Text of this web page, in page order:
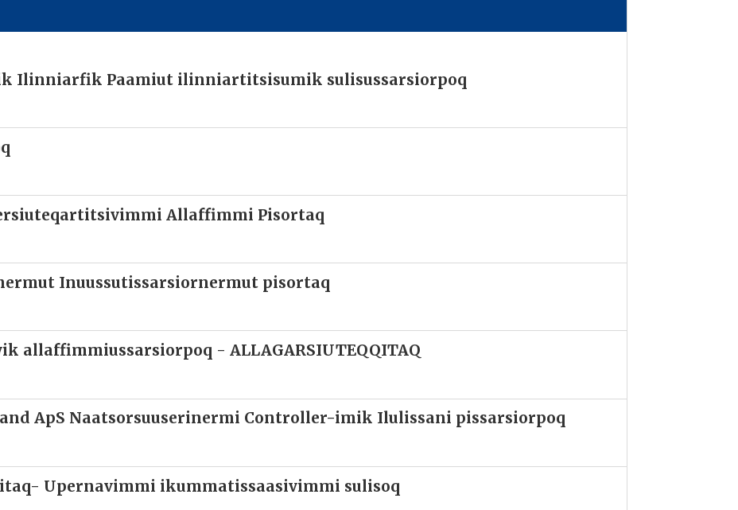
Ilinniarfik Paamiut ilinniartitsisumik sulisussarsiorpoq
Allaffimmi Pisortaq
Inuussutissarsiornermut pisortaq
allaffimmiussarsiorpoq - ALLAGARSIUTEQQITAQ
ApS Naatsorsuuserinermi Controller-imik Ilulissani pissarsiorpoq
Upernavimmi ikummatissaasivimmi sulisoq